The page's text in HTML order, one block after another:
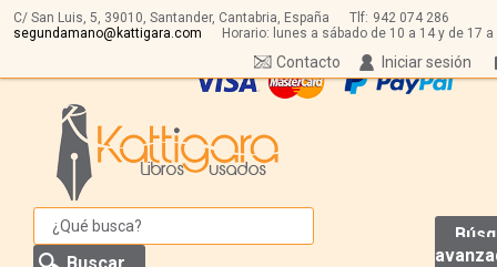
C/ San Luis, 5, 39010, Santander, Cantabria, España Tlf: 942 074 286
segundamano@kattigara.com
Horario: lunes a sábado de 10 a 14 y de 17 a
Iniciar sesión
Contacto